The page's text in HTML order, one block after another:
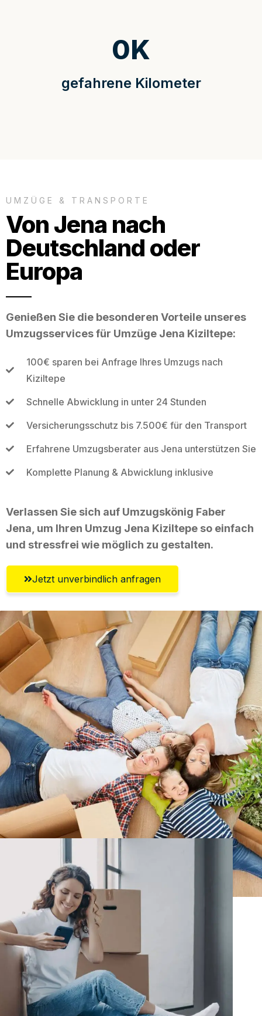
gefahrene Kilometer
0K
UMZÜGE & TRANSPORTE
Von Jena nach
Deutschland oder
Europa
Genießen Sie die besonderen Vorteile unseres
Umzugsservices für Umzüge Jena Kiziltepe:
100€ sparen bei Anfrage Ihres Umzugs nach
Kiziltepe
Schnelle Abwicklung in unter 24 Stunden
Versicherungsschutz bis 7.500€ für den Transport
Erfahrene Umzugsberater aus Jena unterstützen Sie
Komplette Planung & Abwicklung inklusive
Verlassen Sie sich auf Umzugskönig Faber
Jena, um Ihren Umzug Jena Kiziltepe so einfach
und stressfrei wie möglich zu gestalten.
Jetzt unverbindlich anfragen